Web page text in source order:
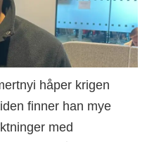
håper krigen
finner han mye
med